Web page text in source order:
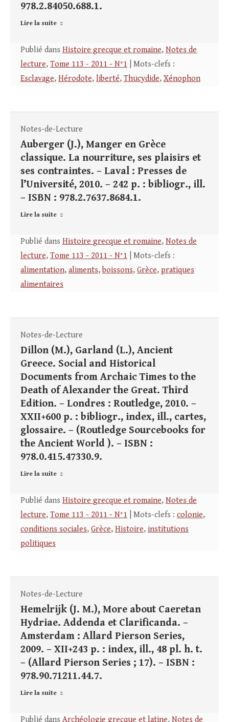
978.2.84050.688.1.
Lire la suite
Publié dans Histoire grecque et romaine, Notes de
lecture, Tome 113 - 2011 - N°1 | Mots-clefs :
Esclavage, Hérodote, liberté, Thucydide, Xénophon
Notes-de-Lecture
Auberger (J.), Manger en Grèce
classique. La nourriture, ses plaisirs et
ses contraintes. – Laval : Presses de
l’Université, 2010. – 242 p. : bibliogr., ill.
– ISBN : 978.2.7637.8684.1.
Lire la suite
Publié dans Histoire grecque et romaine, Notes de
lecture, Tome 113 - 2011 - N°1 | Mots-clefs :
alimentation, aliments, boissons, Grèce, pratiques
alimentaires
Notes-de-Lecture
Dillon (M.), Garland (L.), Ancient
Greece. Social and Historical
Documents from Archaic Times to the
Death of Alexander the Great. Third
Edition. – Londres : Routledge, 2010. –
XXII+600 p. : bibliogr., index, ill., cartes,
glossaire. – (Routledge Sourcebooks for
the Ancient World ). – ISBN :
978.0.415.47330.9.
Lire la suite
Publié dans Histoire grecque et romaine, Notes de
lecture, Tome 113 - 2011 - N°1 | Mots-clefs : colonie,
conditions sociales, Grèce, Histoire, institutions
politiques
Notes-de-Lecture
Hemelrijk (J. M.), More about Caeretan
Hydriae. Addenda et Clarificanda. –
Amsterdam : Allard Pierson Series,
2009. – XII+243 p. : index, ill., 48 pl. h. t.
– (Allard Pierson Series ; 17). – ISBN :
978.90.71211.44.7.
Lire la suite
Publié dans Archéologie grecque et latine, Notes de